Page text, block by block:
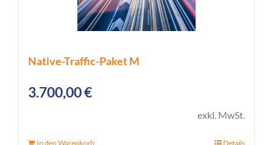
Native-Traffic-Paket M
3.700,00€
exkl. MwSt.
In den Warenkorb Details